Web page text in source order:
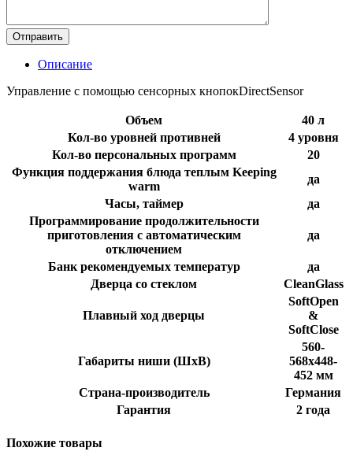
Описание
Управление с помощью сенсорных кнопокDirectSensor
Объем
40 л
Кол-во уровней противней
4 уровня
Кол-во персональных программ
20
Функция поддержания блюда теплым Keeping
warm
да
Часы, таймер
да
Программирование продолжительности
приготовления с автоматическим
отключением
да
Банк рекомендуемых температур
да
Дверца со стеклом
CleanGlass
Плавный ход дверцы
SoftOpen
&
SoftClose
Габариты ниши (ШхВ)
560-
568х448-
452 мм
Страна-производитель
Германия
Гарантия
2 года
Похожие товары